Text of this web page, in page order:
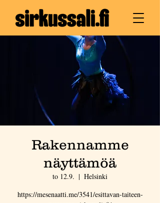
Rakennamme
näyttämöä
to 12.9.
  |
Helsinki
https://mesenaatti.me/3541/esittavan-taiteen-